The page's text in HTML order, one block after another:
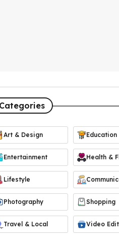
Categories
Art & Design Education
Entertainment Health &
Lifestyle
Photography Shopping
Travel & Local Video